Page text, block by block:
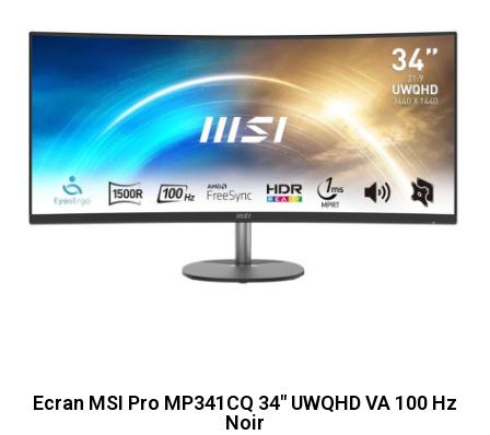
Ecran MSI Pro MP341CQ 34" UWQHD VA 100 Hz
Noir